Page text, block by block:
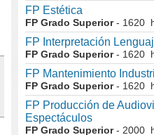
FP Estética
FP Grado Superior- 1620
FP Interpretación
FP Grado Superior- 1620
FP Mantenimiento
FP Grado Superior- 1620
FP Producción de
Espectáculos
FP Grado Superior- 2000